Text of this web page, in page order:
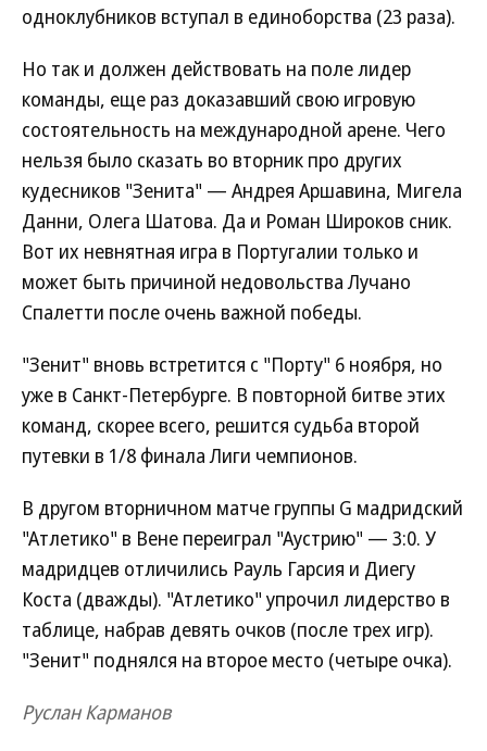
одноклубников вступал в единоборства (23 раза).
Но так и должен действовать на поле лидер
команды, еще раз доказавший свою игровую
состоятельность на международной арене. Чего
нельзя было сказать во вторник про других
кудесников "Зенита" — Андрея Аршавина, Мигела
Данни, Олега Шатова. Да и Роман Широков сник.
Вот их невнятная игра в Португалии только и
может быть причиной недовольства Лучано
Спалетти после очень важной победы.
"Зенит" вновь встретится с "Порту" 6 ноября, но
уже в Санкт-Петербурге. В повторной битве этих
команд, скорее всего, решится судьба второй
путевки в 1/8 финала Лиги чемпионов.
В другом вторничном матче группы G мадридский
"Атлетико" в Вене переиграл "Аустрию" — 3:0. У
мадридцев отличились Рауль Гарсия и Диегу
Коста (дважды). "Атлетико" упрочил лидерство в
таблице, набрав девять очков (после трех игр).
"Зенит" поднялся на второе место (четыре очка).
Руслан Карманов